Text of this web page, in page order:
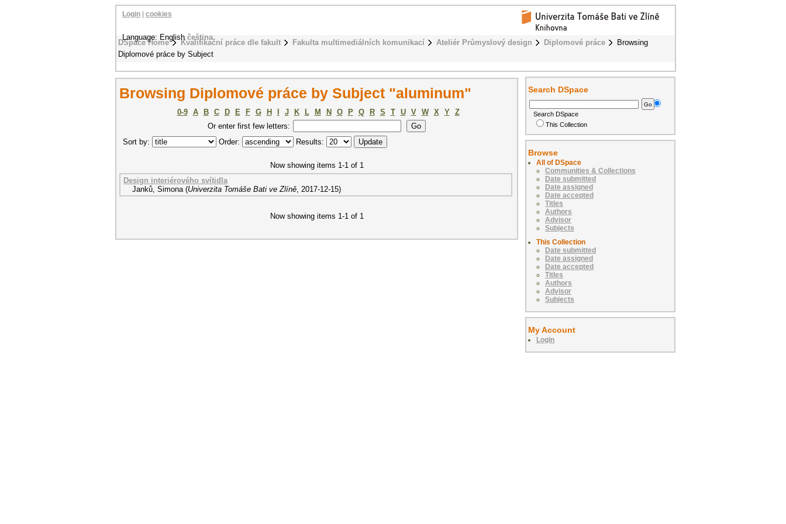
DSpace Home Kvalifikační práce dle fakult Fakulta multimediálních komunikací Ateliér Průmyslový design Diplomové práce
Browsing
Diplomové práce by Subject
Login cookies
Language: Englishčeština
Browsing Diplomové práce by Subject "aluminum"
0-9 A B C D E F G H J K L M N O P Q R S T U V W X Y
Z
Or enter first few letters:
Sort by:
Order: Results:
Now showing items 1-1 of 1
Design interiérového svítidla
Janků, Simona (Univerzita Tomáše Bati ve Zlíně, 2017-12-15)
Now showing items 1-1 of 1
Search DSpace
Search DSpace
This Collection
Browse
All of DSpace
Communities & Collections
Date submitted
Date assigned
Date accepted
Titles
Authors
Advisor
Subjects
This Collection
Date submitted
Date assigned
Date accepted
Titles
Authors
Advisor
Subjects
My Account
Login